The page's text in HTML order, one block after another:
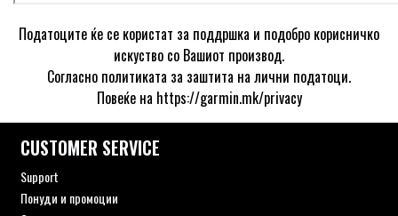
Податоците ќе се користат за поддршка и подобро корисничко
искуство со Вашиот производ.
Согласно политиката за заштита на лични податоци.
Повеќе на https://garmin.mk/privacy
CUSTOMER SERVICE
Support
Понуди и промоции